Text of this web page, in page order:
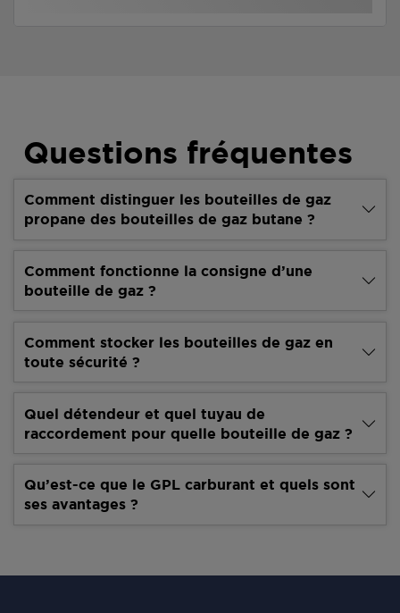
Questions fréquentes
Comment distinguer les bouteilles de gaz
propane des bouteilles de gaz butane ?
Comment fonctionne la consigne d’une
bouteille de gaz ?
Comment stocker les bouteilles de gaz en
toute sécurité ?
Quel détendeur et quel tuyau de
raccordement pour quelle bouteille de gaz ?
Qu’est-ce que le GPL carburant et quels sont
ses avantages ?